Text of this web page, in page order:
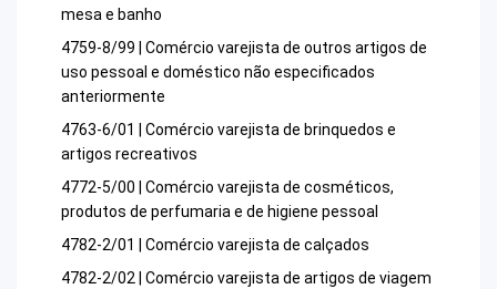
mesa e banho
4759-8/99 | Comércio varejista de outros artigos de
uso pessoal e doméstico não especificados
anteriormente
4763-6/01 | Comércio varejista de brinquedos e
artigos recreativos
4772-5/00 | Comércio varejista de cosméticos,
produtos de perfumaria e de higiene pessoal
4782-2/01 | Comércio varejista de calçados
4782-2/02 | Comércio varejista de artigos de viagem